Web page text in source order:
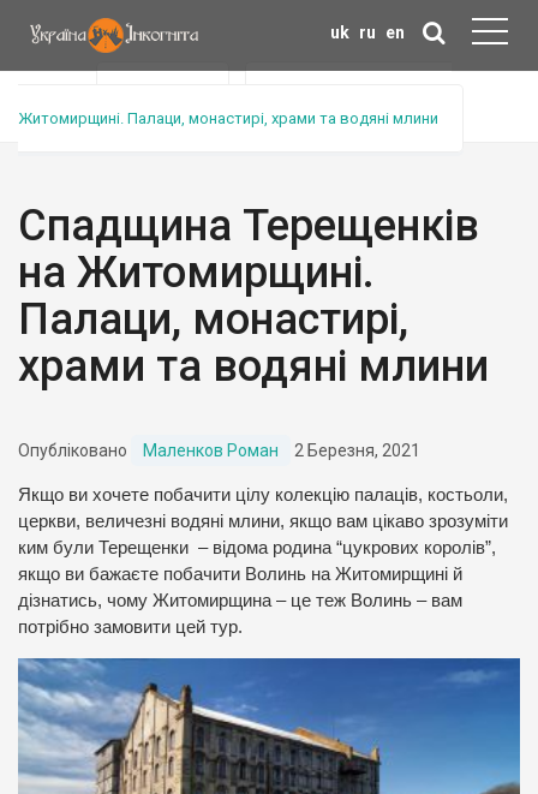
uk ru en
Житомирщині. Палаци, монастирі, храми та водяні млини
Спадщина Терещенків
на Житомирщині.
Палаци, монастирі,
храми та водяні млини
Опубліковано Маленков Роман 2 Березня, 2021
Якщо ви хочете побачити цілу колекцію палаців, костьоли,
церкви, величезні водяні млини, якщо вам цікаво зрозуміти
ким були Терещенки – відома родина “цукрових королів”,
якщо ви бажаєте побачити Волинь на Житомирщині й
дізнатись, чому Житомирщина – це теж Волинь – вам
потрібно замовити цей тур.